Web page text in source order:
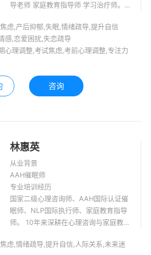
导老师 家庭教育指导师 学习治疗师。
年的咨询经验，擅长领域：童年创伤影
响当下情绪催眠干预、非器质性身体病
痛、各种情绪问题、婚姻恋爱及学生各
虑,产后抑郁,失眠,情绪疏导,提升自信
感,恋爱困扰,失恋疏导
心理调整,考试焦虑,考前心理调整,专注力
咨询
林惠英
从业背景
AAH催眠师
专业培训经历
国家二级心理咨询师、AAH国际认证催
眠师、NLP国际执行师、家庭教育指导
师。 10年来深耕在心理咨询与家庭教育
康、家庭教育讲座近400场。 以传播家
虑,情绪疏导,提升自信,人际关系,未来迷